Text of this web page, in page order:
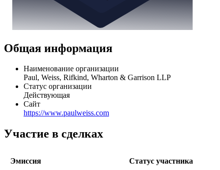
Общая информация
Наименование организации
Paul, Weiss, Rifkind, Wharton & Garrison LLP
Статус организации
Действующая
Сайт
https://www.paulweiss.com
Участие в сделках
Эмиссия
Статус участника